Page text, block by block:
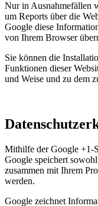
Nur in Ausnahmefällen
um Reports über die
Google diese
von Ihrem Browser
Sie können die
Funktionen dieser
und Weise und zu dem
Mithilfe der Google +1-
Google speichert
zusammen mit Ihrem
werden.
Google zeichnet